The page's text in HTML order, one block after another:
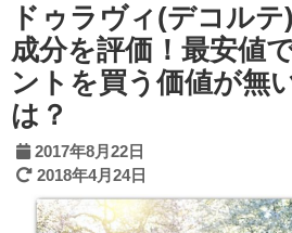
ドゥラヴィ(デコル
成分を評価！最安値
ントを買う価値が無
は？
2017年8月22日
2018年4月24日